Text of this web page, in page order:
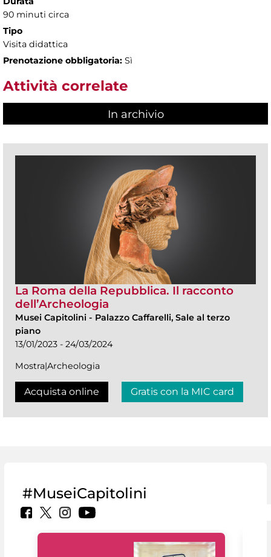
90 minuti circa
Tipo
Visita didattica
Prenotazione obbligatoria: Sì
Attività correlate
In archivio
La Roma della Repubblica. Il racconto
dell’Archeologia
Musei Capitolini - Palazzo Caffarelli, Sale al terzo
piano
13/01/2023 - 24/03/2024
Mostra|Archeologia
Acquista online Gratis con la MIC card
#MuseiCapitolini